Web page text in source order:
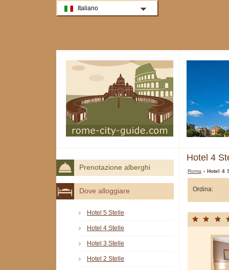
Hotel 4
Roma › Hotel 4
Ordina:
Prenotazione alberghi
Dove alloggiare
Hotel 5 Stelle
Hotel 4 Stelle
Hotel 3 Stelle
Hotel 2 Stelle
Italiano